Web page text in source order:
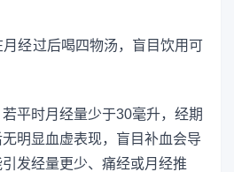
经过后喝四物汤，盲目饮用可
平时月经量少于30毫升，经期
明显血虚表现，盲目补血会导
发经量更少、痛经或月经推